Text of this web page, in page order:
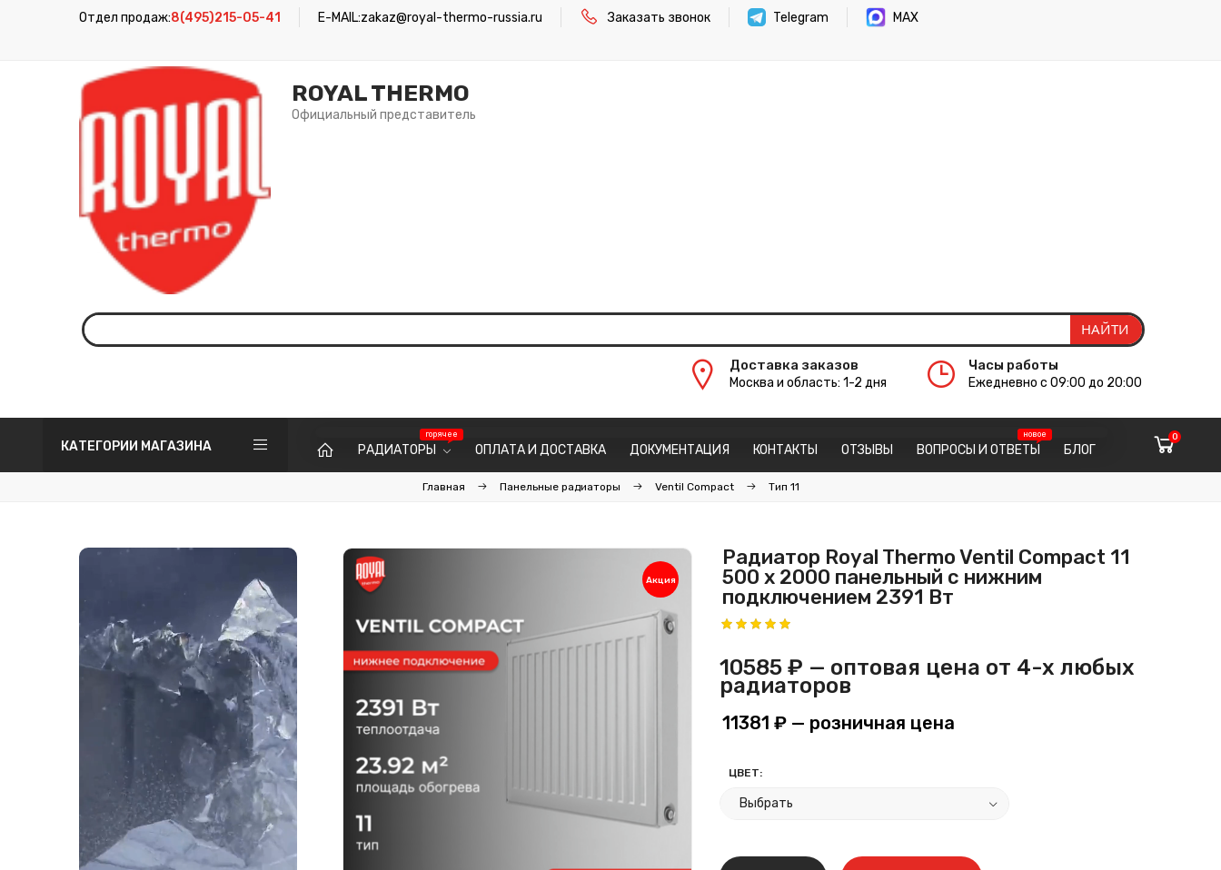
Отдел продаж:8(495)215-05-41 E-MAIL:zakaz@royal-thermo-russia.ru Заказать звонок Telegram MAX
ROYAL THERMO
Официальный представитель
Доставка заказов
Москва и область: 1-2 дня
Часы работы
Ежедневно с 09:00 до 20:00
КАТЕГОРИИ МАГАЗИНА РАДИАТОРЫ ОПЛАТА И ДОСТАВКА ДОКУМЕНТАЦИЯ КОНТАКТЫ ОТЗЫВЫ ВОПРОСЫ И ОТВЕТЫ БЛОГ
0
Главная Панельные радиаторы Ventil Compact Тип 11
Акция
Радиатор Royal Thermo Ventil Compact 11
500 х 2000 панельный с нижним
подключением 2391 Вт
10585 ₽ — оптовая цена от 4-х любых
радиаторов
11381 ₽ — розничная цена
ЦВЕТ: